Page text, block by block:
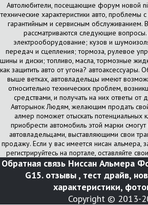
Автолюбители, посещающие форум новой
технические характеристики авто, проблемы
гарантийным и сервисным обслуживанием.
рассматриваются следующие вопросы.
электрооборудование; кузов и
передач и сцепления; тормоза, рулевое
шины и диски; топливо, масла, тормозные
как защитить авто от угона? автоаксессуары.
выше ветках, автовладельцы имеют
относительно технических проблем,
средствами, и получать на них ответы от
Авторынок Людям, желающим продать
алмер поможет отыскать потенциальных
приобрести автомобиль этой марки смогут
автовладельцами, выставляющими свои
продажу. Если у вас имеется нисан альмера,
регистрируйтесь на портале, оставляйте
Обратная связь Ниссан Альмера
G15. отзывы , тест драйв,
характеристики,
Copyright © 2013-